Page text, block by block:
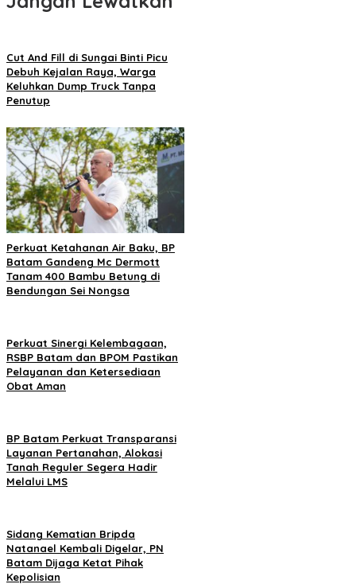
Cut And Fill di Sungai Binti Picu
Debuh Kejalan Raya, Warga
Keluhkan Dump Truck Tanpa
Penutup
Perkuat Ketahanan Air Baku, BP
Batam Gandeng Mc Dermott
Tanam 400 Bambu Betung di
Bendungan Sei Nongsa
Perkuat Sinergi Kelembagaan,
RSBP Batam dan BPOM Pastikan
Pelayanan dan Ketersediaan
Obat Aman
BP Batam Perkuat Transparansi
Layanan Pertanahan, Alokasi
Tanah Reguler Segera Hadir
Melalui LMS
Sidang Kematian Bripda
Natanael Kembali Digelar, PN
Batam Dijaga Ketat Pihak
Kepolisian